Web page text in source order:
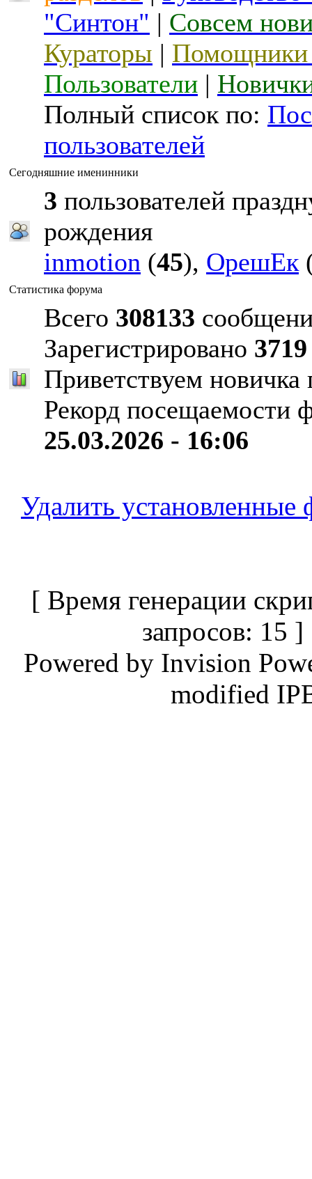
"Синтон" | Совсем
Кураторы | Помощники
Пользователи |
Полный список по:
пользователей
Сегодняшние именинники
3 пользователей
рождения
inmotion (45), ОрешЕк
Статистика форума
Всего 308133
Зарегистрировано 3719
Приветствуем
Рекорд посещаемости
25.03.2026 - 16:06
Удалить
[ Время генерации
запросов:
Powered by Invision
modified